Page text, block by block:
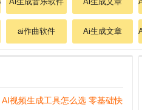
ai作曲软件 Ai生成文章
AI视频生成工具怎么选 零基础快速上